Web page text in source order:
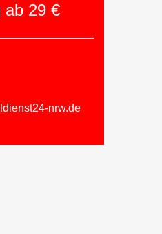
ab 29 €
nrw.de